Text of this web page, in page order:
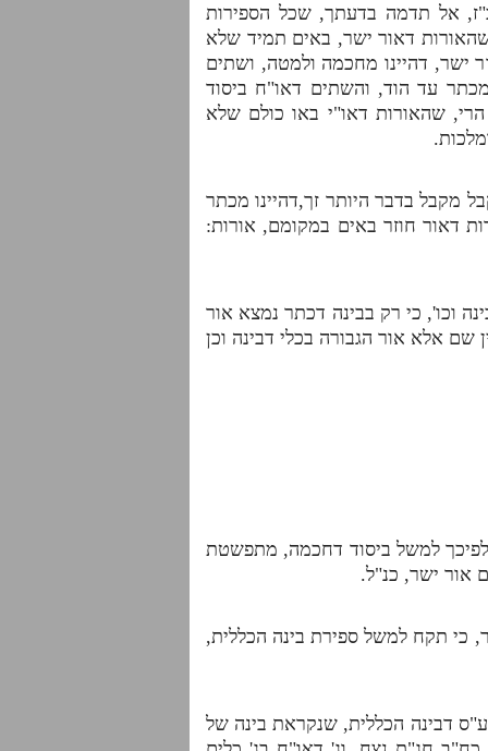
אל תדמה בדעתך, שכל הספירות
דאור ישר, באים תמיד שלא
דהיינו מחכמה ולמטה, ושתים
עד הוד, והשתים דאו"ח ביסוד
שהאורות דאו"י באו כולם שלא
מקבל בדבר היותר זך,דהיינו מכתר
דאור חוזר באים במקומם, אורות:
וכו', כי רק בבינה דכתר נמצא אור
אלא אור הגבורה בכלי דבינה וכן
למשל ביסוד דחכמה, מתפשטת
אור ישר, כנ"ל.
כי תקח למשל ספירת בינה הכללית,
דבינה הכללית, שנקראת בינה של